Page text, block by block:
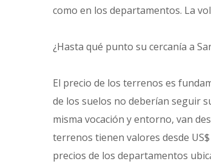
como en los departamentos. La
¿Hasta qué punto su cercanía a
El precio de los terrenos es
de los suelos no deberían seguir
misma vocación y entorno, van
terrenos tienen valores desde
precios de los departamentos